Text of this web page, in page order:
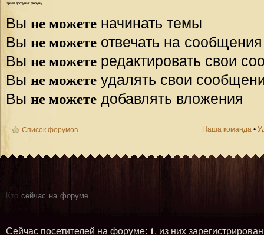
Правадоступа к форуму
Вы не можете начинать темы
Вы не можете отвечать на сообщения
Вы не можете редактировать свои
Вы не можете удалять свои
Вы не можете добавлять вложения
Список форумов Наша команда •
Кто сейчас на форуме
Сейчас посетителей на форуме: 1, из них